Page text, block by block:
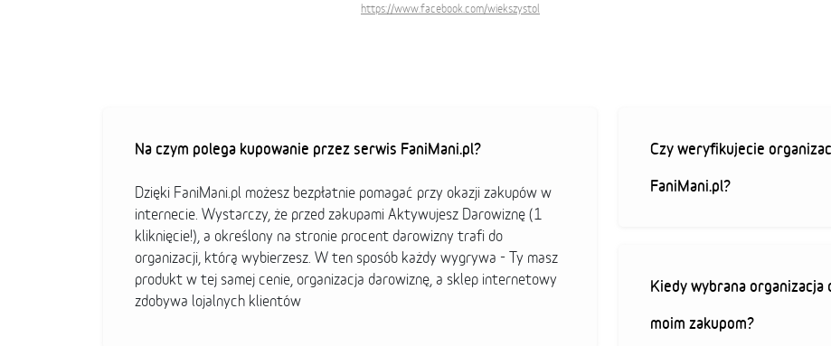
https://www.facebook.com/wiekszystol
Na czym polega kupowanie przez serwis FaniMani.pl?
Dzięki FaniMani.pl możesz bezpłatnie pomagać przy okazji zakupów w
internecie. Wystarczy, że przed zakupami Aktywujesz Darowiznę (1
kliknięcie!), a określony na stronie procent darowizny trafi do
organizacji, którą wybierzesz. W ten sposób każdy wygrywa - Ty masz
produkt w tej samej cenie, organizacja darowiznę, a sklep internetowy
zdobywa lojalnych klientów
Czy weryfikujecie
FaniMani.pl?
Kiedy wybrana
moim zakupom?